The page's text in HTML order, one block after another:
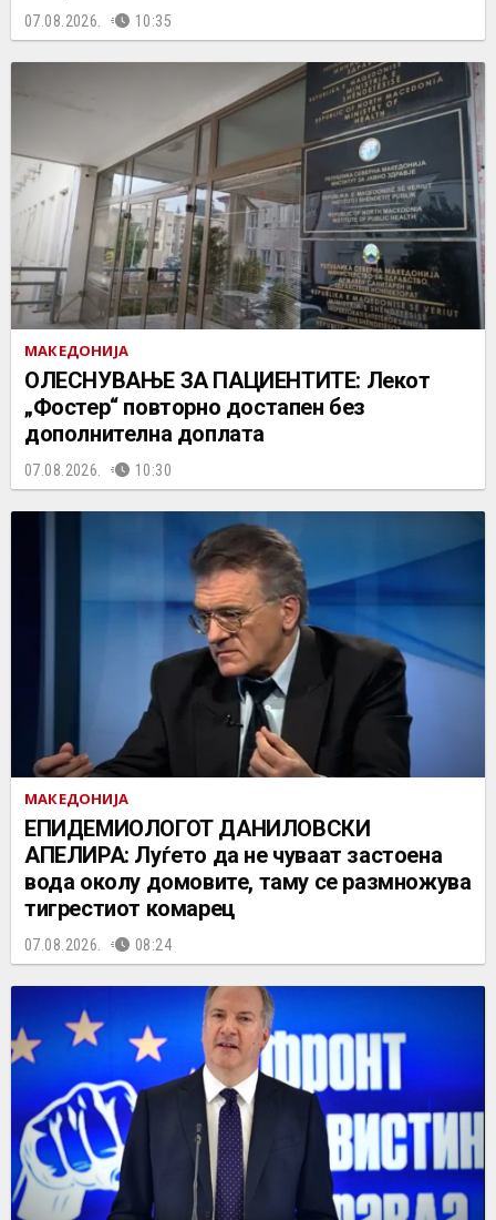
07.08.2026. 10:35
МАКЕДОНИЈА
ОЛЕСНУВАЊЕ ЗА ПАЦИЕНТИТЕ: Лекот
„Фостер“ повторно достапен без
дополнителна доплата
07.08.2026. 10:30
МАКЕДОНИЈА
EПИДЕМИОЛОГОТ ДАНИЛОВСКИ
АПЕЛИРА: Луѓето да не чуваат застоена
вода околу домовите, таму се размножува
тигрестиот комарец
07.08.2026. 08:24